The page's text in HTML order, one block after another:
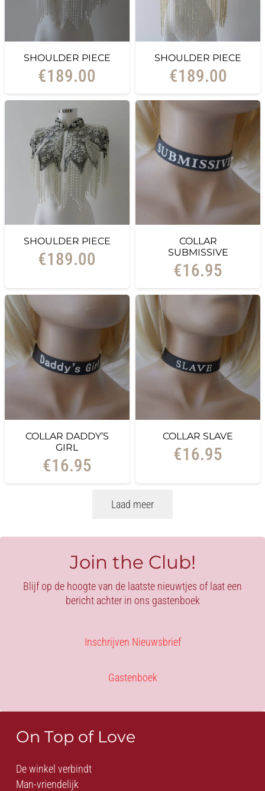
SHOULDER PIECE
€189.00
SHOULDER PIECE
€189.00
SHOULDER PIECE
€189.00
COLLAR
SUBMISSIVE
€16.95
COLLAR DADDY’S
GIRL
€16.95
COLLAR SLAVE
€16.95
Laad meer
Join the Club!
Blijf op de hoogte van de laatste nieuwtjes of laat een
bericht achter in ons gastenboek
Inschrijven Nieuwsbrief
Gastenboek
On Top of Love
De winkel verbindt
Man-vriendelijk